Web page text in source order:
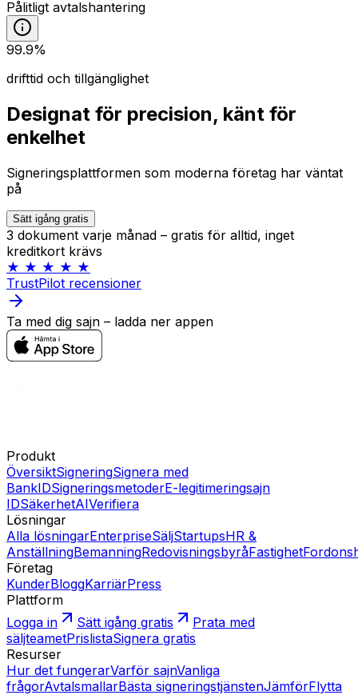
Pålitligt avtalshantering
99.9%
drifttid och tillgänglighet
Designat för precision, känt för
enkelhet
Signeringsplattformen som moderna företag har väntat
på
Sätt igång gratis
3 dokument varje månad – gratis för alltid, inget
kreditkort krävs
★ ★ ★ ★ ★
TrustPilot recensioner
Ta med dig sajn – ladda ner appen
Produkt
ÖversiktSigneringSignera med
BankIDSigneringsmetoderE-legitimeringsajn
IDSäkerhetAIVerifiera
Lösningar
Alla lösningarEnterpriseSäljStartupsHR &
AnställningBemanningRedovisningsbyråFastighet
Företag
KunderBloggKarriärPress
Plattform
Logga in
Sätt igång gratis
Prata med
säljteametPrislistaSignera gratis
Resurser
Hur det fungerarVarför sajnVanliga
frågorAvtalsmallarBästa signeringstjänstenJämförFlytta